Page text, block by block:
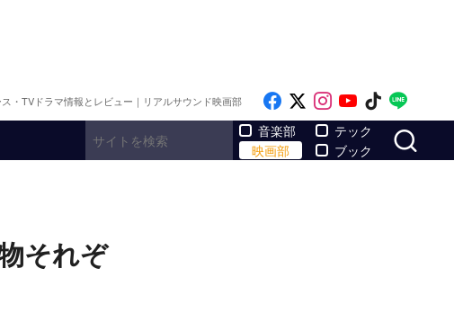
・TVドラマ情報とレビュー｜リアルサウンド映画部 Like on Facebook
Follow on x
Follow on
Follow on
Follow
音楽部
映画部
テック
ブック
それぞ